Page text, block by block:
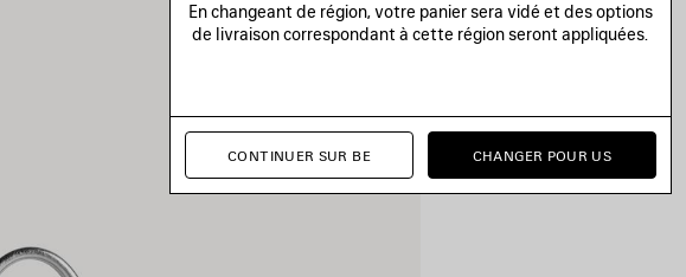
En changeant de région, votre panier sera vidé et des options
de livraison correspondant à cette région seront appliquées.
CONTINUER SUR BE CHANGER POUR US